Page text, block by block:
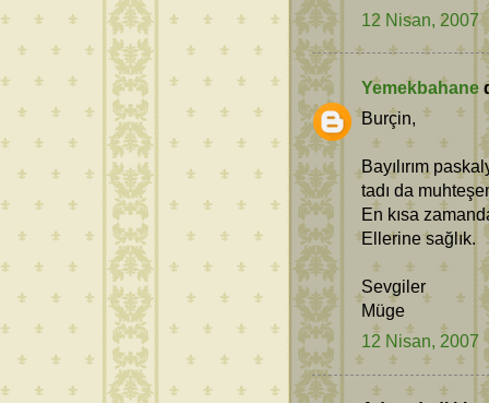
12 Nisan, 2007
Yemekbahane
Burçin,
Bayılırım
tadı da
En kısa
Ellerine sağlık.
Sevgiler
Müge
12 Nisan, 2007